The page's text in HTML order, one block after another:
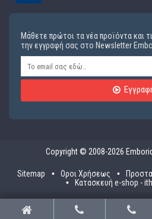
Μάθετε πρώτοι τα νέα προϊόντα και
την εγγραφή σας στο Newsletter
Copyright © 2008-2026
Sitemap Οροι Χρήσεως
Κατασκευή e-shop -